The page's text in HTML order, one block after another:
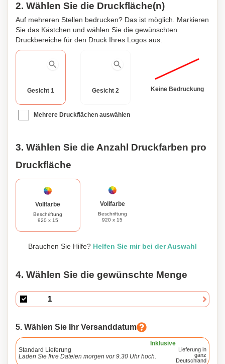
2. Wählen Sie die Druckfläche(n)
Auf mehreren Stellen bedrucken? Das ist möglich. Markieren
Sie das Kästchen und wählen Sie die gewünschten
Druckbereiche für den Druck Ihres Logos aus.
Gesicht 1 Gesicht 2 Keine Bedruckung
Mehrere Druckflächen auswählen
3. Wählen Sie die Anzahl Druckfarben pro
Druckfläche
Vollfarbe
Beschriftung
920 x 15
Vollfarbe
Beschriftung
920 x 15
Brauchen Sie Hilfe? Helfen Sie mir bei der Auswahl
4. Wählen Sie die gewünschte Menge
5. Wählen Sie Ihr Versanddatum
Inklusive
Standard Lieferung
Laden Sie Ihre Dateien morgen vor 9.30 Uhr hoch.
Lieferung in
ganz
Deutschland